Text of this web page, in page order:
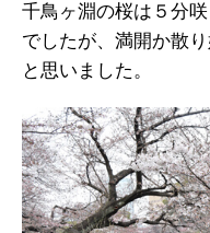
千鳥ヶ淵の桜は５分
でしたが、満開か散
と思いました。